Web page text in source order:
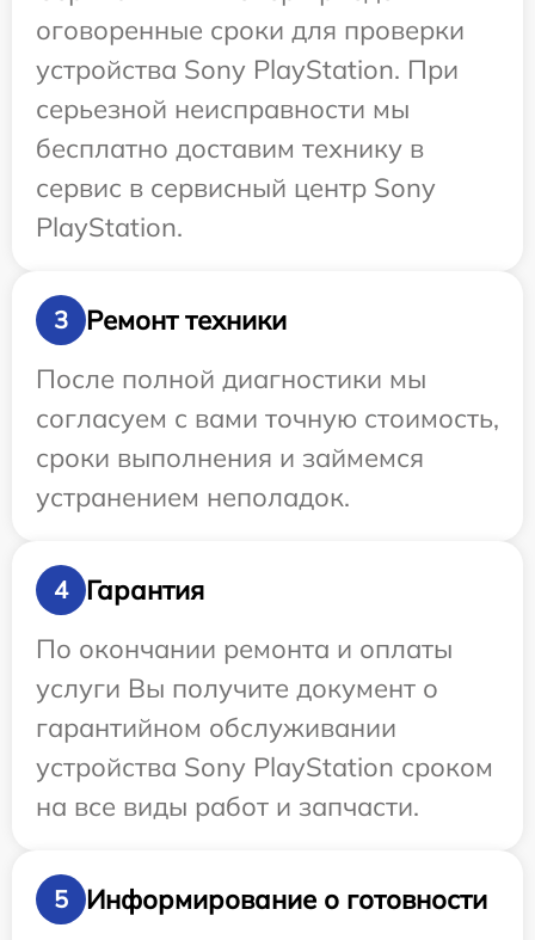
оговоренные сроки для проверки
устройства Sony PlayStation. При
серьезной неисправности мы
бесплатно доставим технику в
сервис в сервисный центр Sony
PlayStation.
3
Ремонт техники
После полной диагностики мы
согласуем с вами точную стоимость,
сроки выполнения и займемся
устранением неполадок.
4
Гарантия
По окончании ремонта и оплаты
услуги Вы получите документ о
гарантийном обслуживании
устройства Sony PlayStation сроком
на все виды работ и запчасти.
5
Информирование о готовности